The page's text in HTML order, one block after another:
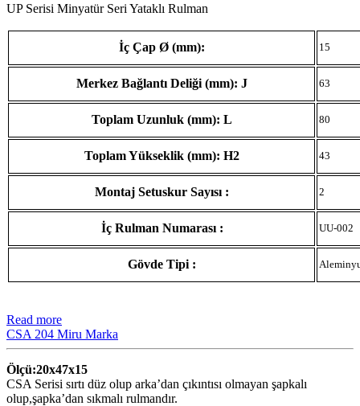
UP Serisi Minyatür Seri Yataklı Rulman
İç Çap Ø (mm): 15
Merkez Bağlantı Deliği (mm): J 63
Toplam Uzunluk (mm): L 80
Toplam Yükseklik (mm): H2 43
Montaj Setuskur Sayısı : 2
İç Rulman Numarası : UU-002
Gövde Tipi :
Read more
CSA 204 Miru Marka
Ölçü:20x47x15
CSA Serisi sırtı düz olup arka’dan çıkıntısı olmayan şapkalı
olup,şapka’dan sıkmalı rulmandır.